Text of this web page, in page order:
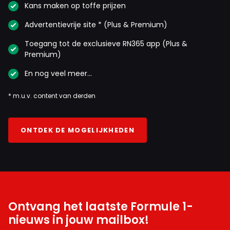
Jan Pronk
En de FIA verdiend weer extra geld met de verkoop van
motoren
7 juli 22:38
De opbrengsten voor die motors zou slechts
Kans maken op toffe prijzen
Advertentievrije site * (Plus & Premium)
Toegang tot de exclusieve RN365 app (Plus &
Premium)
En nog veel meer…
* m.u.v. content van derden
ONTDEK DE MOGELIJKHEDEN
Ontvang het laatste Formule 1-
nieuws in jouw mailbox!